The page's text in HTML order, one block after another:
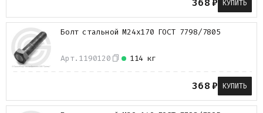
368₽ КУПИТЬ
Арт. 1190120 114 кг
Болт стальной М24х170 ГОСТ 7798/7805
368₽ КУПИТЬ